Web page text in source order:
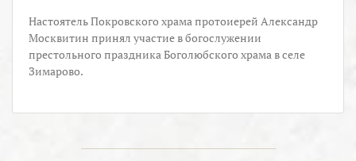
Настоятель Покровского храма протоиерей Александр
Москвитин принял участие в богослужении
престольного праздника Боголюбского храма в селе
Зимарово.